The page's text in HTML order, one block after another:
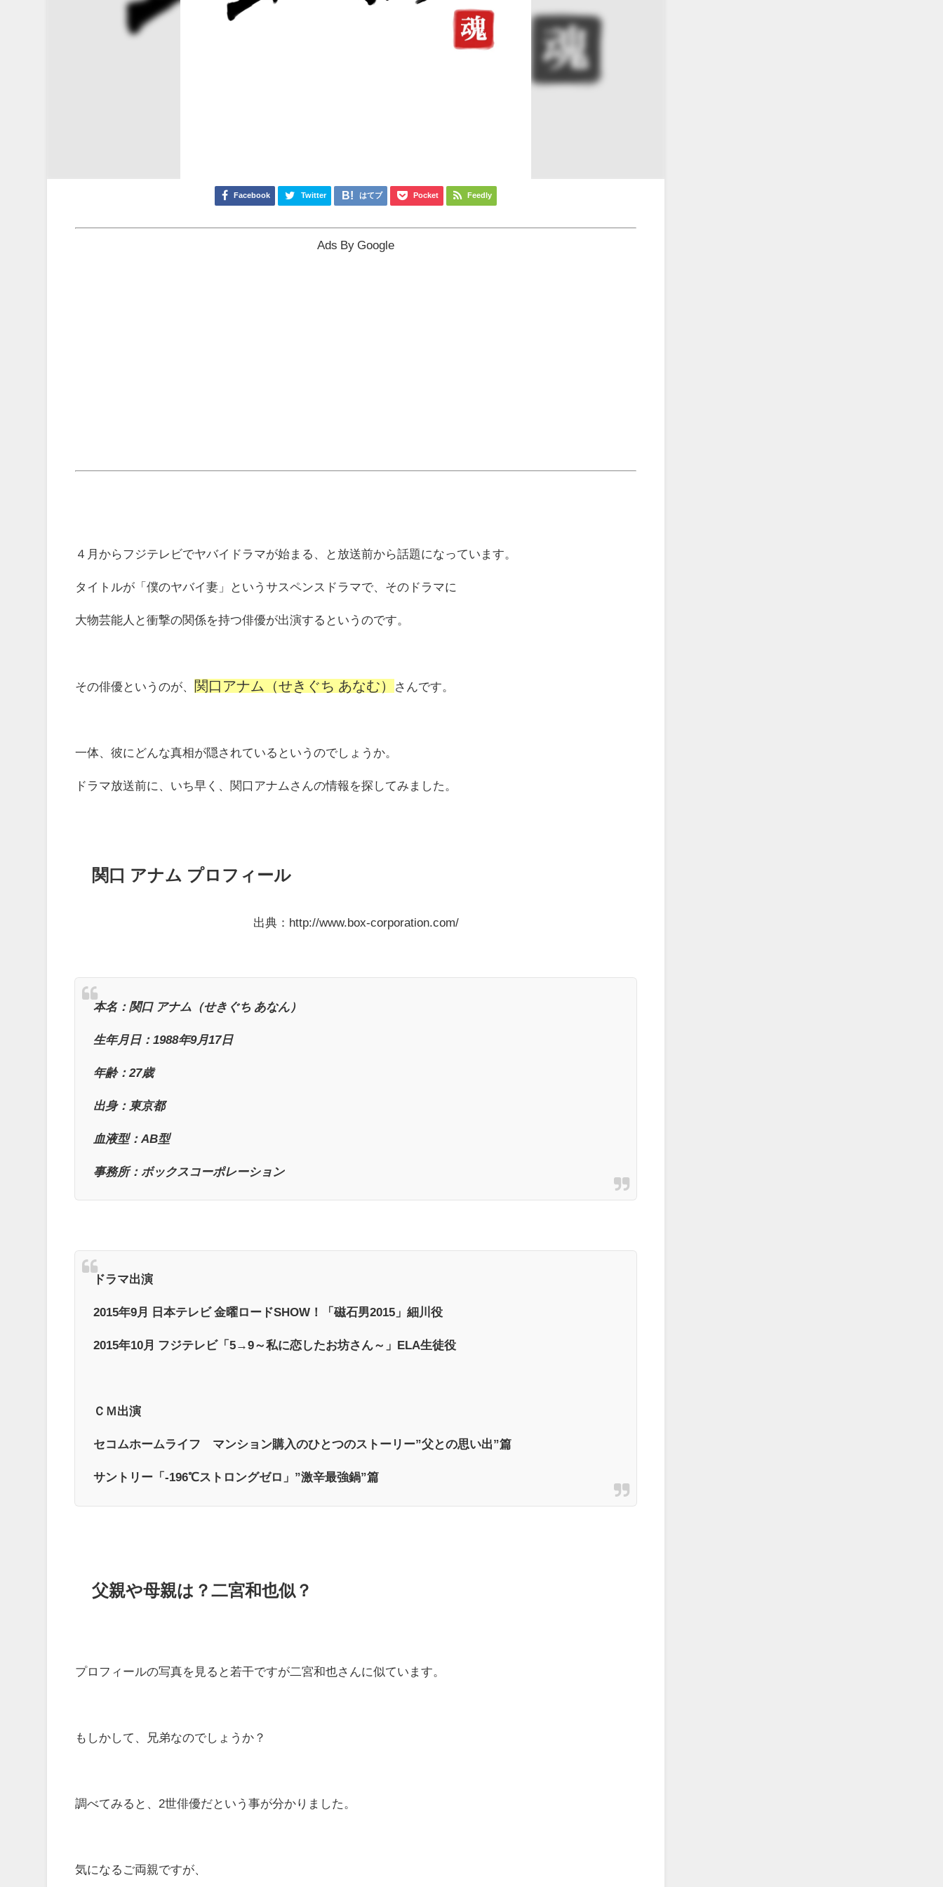
Facebook Twitter はてブ Pocket Feedly
Ads By Google
４月からフジテレビでヤバイドラマが始まる、と放送前から話題になっています。
タイトルが「僕のヤバイ妻」というサスペンスドラマで、そのドラマに
大物芸能人と衝撃の関係を持つ俳優が出演するというのです。
その俳優というのが、 関口アナム（せきぐち あなむ） さんです。
一体、彼にどんな真相が隠されているというのでしょうか。
ドラマ放送前に、いち早く、関口アナムさんの情報を探してみました。
関口 アナム プロフィール
出典：http://www.box-corporation.com/
本名：関口 アナム（せきぐち あなん）
生年月日：1988年9月17日
年齢：27歳
出身：東京都
血液型：AB型
事務所：ボックスコーポレーション
ドラマ出演
2015年9月 日本テレビ 金曜ロードSHOW！「磁石男2015」細川役
2015年10月 フジテレビ「5→9～私に恋したお坊さん～」ELA生徒役
ＣＭ出演
セコムホームライフ マンション購入のひとつのストーリー”父との思い出”篇
サントリー「-196℃ストロングゼロ」”激辛最強鍋”篇
父親や母親は？二宮和也似？
プロフィールの写真を見ると若干ですが二宮和也さんに似ています。
もしかして、兄弟なのでしょうか？
調べてみると、2世俳優だという事が分かりました。
気になるご両親ですが、